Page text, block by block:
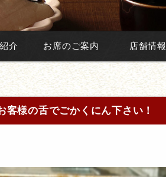
介 お席のご案内 店舗情報
客様の舌でごかくにん下さい！